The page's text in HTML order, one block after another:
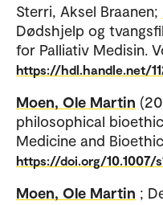
Sterri, Aksel Braanen;
Dødshjelp og
for Palliativ Medisin.
https://hdl.handle.net/
Moen, Ole Martin
philosophical
Medicine and
https://doi.org/10.1007/
Moen, Ole Martin ;